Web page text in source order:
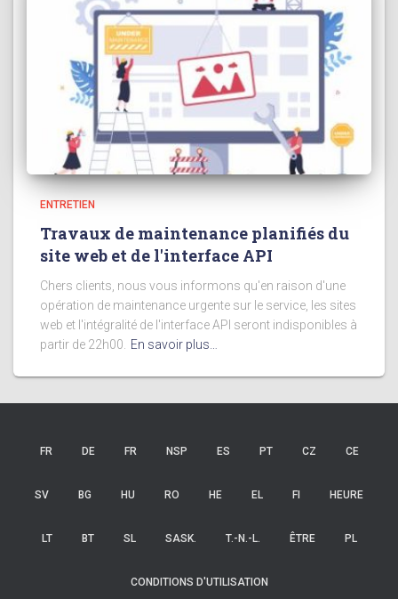
ENTRETIEN
Travaux de maintenance planifiés du
site web et de l'interface API
Chers clients, nous vous informons qu'en raison d'une
opération de maintenance urgente sur le service, les sites
web et l'intégralité de l'interface API seront indisponibles à
partir de 22h00. En savoir plus…
FR DE FR NSP ES PT CZ CE
SV BG HU RO HE EL FI HEURE
LT BT SL SASK. T.-N.-L. ÊTRE PL
CONDITIONS D'UTILISATION